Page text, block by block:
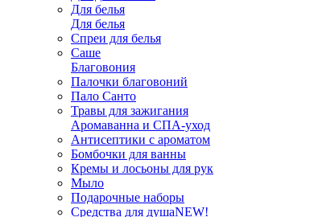
Для белья
Для белья
Спреи для белья
Саше
Благовония
Палочки благовоний
Пало Санто
Травы для зажигания
Аромаванна и СПА-уход
Антисептики с ароматом
Бомбочки для ванны
Кремы и лосьоны для рук
Мыло
Подарочные наборы
Средства для душаNEW!